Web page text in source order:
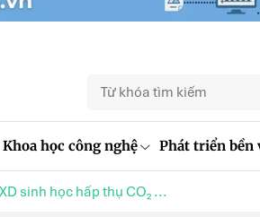
Khoa học công nghệ Phát triển bền
sinh học hấp thụ CO₂ ...